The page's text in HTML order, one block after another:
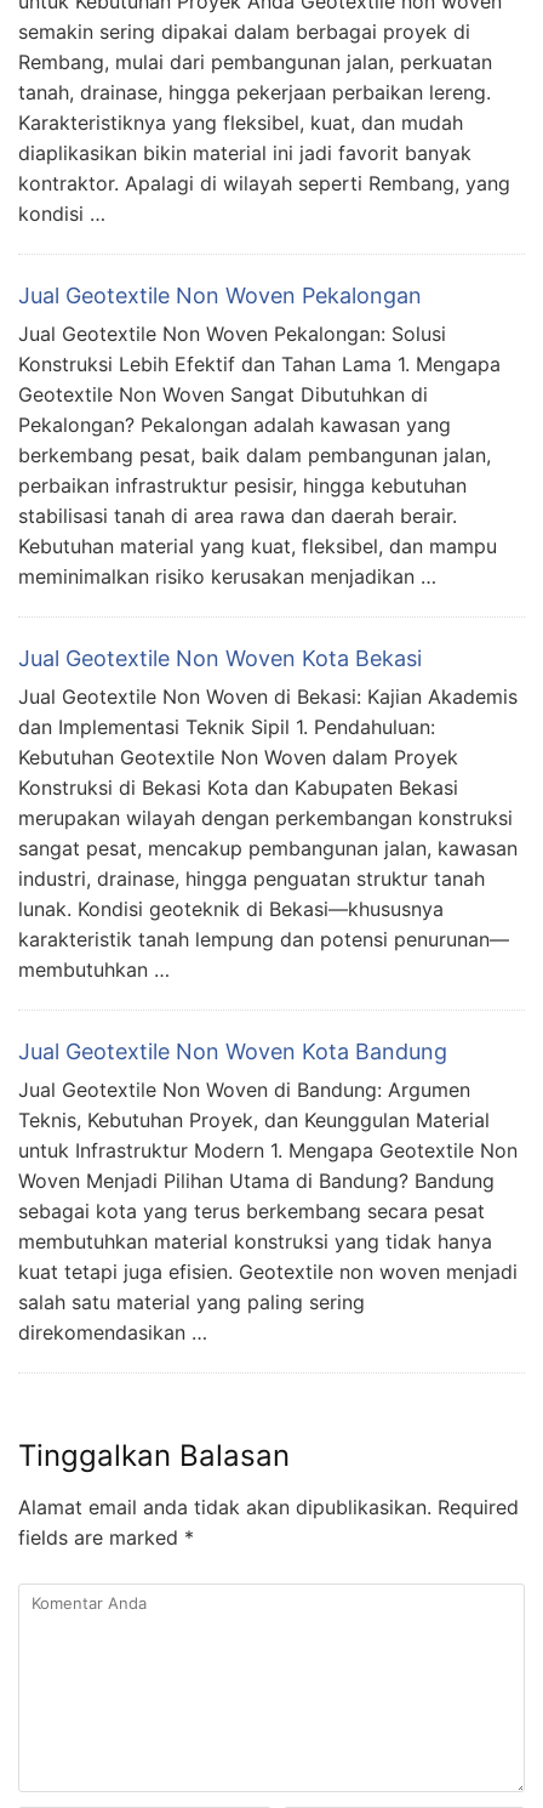
semakin sering dipakai dalam berbagai proyek di
Rembang, mulai dari pembangunan jalan, perkuatan
tanah, drainase, hingga pekerjaan perbaikan lereng.
Karakteristiknya yang fleksibel, kuat, dan mudah
diaplikasikan bikin material ini jadi favorit banyak
kontraktor. Apalagi di wilayah seperti Rembang, yang
kondisi …
Jual Geotextile Non Woven Pekalongan
Jual Geotextile Non Woven Pekalongan: Solusi
Konstruksi Lebih Efektif dan Tahan Lama 1. Mengapa
Geotextile Non Woven Sangat Dibutuhkan di
Pekalongan? Pekalongan adalah kawasan yang
berkembang pesat, baik dalam pembangunan jalan,
perbaikan infrastruktur pesisir, hingga kebutuhan
stabilisasi tanah di area rawa dan daerah berair.
Kebutuhan material yang kuat, fleksibel, dan mampu
meminimalkan risiko kerusakan menjadikan …
Jual Geotextile Non Woven Kota Bekasi
Jual Geotextile Non Woven di Bekasi: Kajian Akademis
dan Implementasi Teknik Sipil 1. Pendahuluan:
Kebutuhan Geotextile Non Woven dalam Proyek
Konstruksi di Bekasi Kota dan Kabupaten Bekasi
merupakan wilayah dengan perkembangan konstruksi
sangat pesat, mencakup pembangunan jalan, kawasan
industri, drainase, hingga penguatan struktur tanah
lunak. Kondisi geoteknik di Bekasi—khususnya
karakteristik tanah lempung dan potensi penurunan—
membutuhkan …
Jual Geotextile Non Woven Kota Bandung
Jual Geotextile Non Woven di Bandung: Argumen
Teknis, Kebutuhan Proyek, dan Keunggulan Material
untuk Infrastruktur Modern 1. Mengapa Geotextile Non
Woven Menjadi Pilihan Utama di Bandung? Bandung
sebagai kota yang terus berkembang secara pesat
membutuhkan material konstruksi yang tidak hanya
kuat tetapi juga efisien. Geotextile non woven menjadi
salah satu material yang paling sering
direkomendasikan …
Tinggalkan Balasan
Alamat email anda tidak akan dipublikasikan. Required
fields are marked *